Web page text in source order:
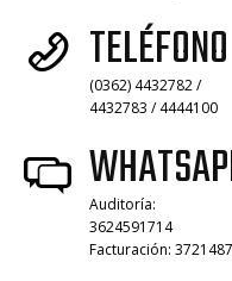
TELÉFONO
(0362) 4432782 /
4432783 / 4444100
Auditoría:
3624591714
Facturación: